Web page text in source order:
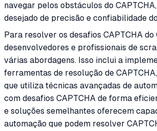
navegar pelos obstáculos do
desejado de precisão e confiabilidade
Para resolver os desafios CAPTCHA do
desenvolvedores e profissionais de
várias abordagens. Isso inclui a
ferramentas de resolução de
que utiliza técnicas avançadas de
com desafios CAPTCHA de forma
e soluções semelhantes oferecem
automação que podem resolver